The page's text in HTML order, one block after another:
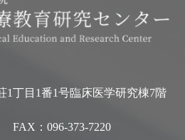
1丁目1番1号臨床医学研究棟7階
FAX：096-373-7220